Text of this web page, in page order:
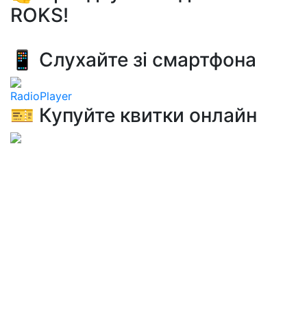
ROKS!
📱 Слухайте зі смартфона
RadioPlayer
🎫 Купуйте квитки онлайн